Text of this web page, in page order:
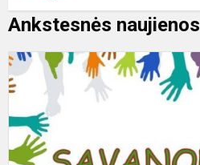
Ankstesnės naujienos